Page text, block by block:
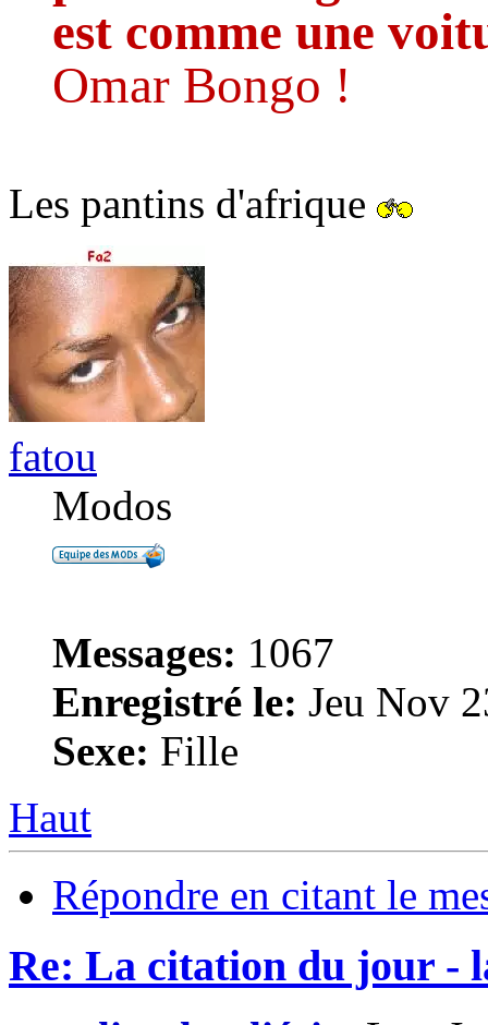
est comme une
Omar Bongo !
Les pantins d'afrique
fatou
Modos
Messages: 1067
Enregistré le: Jeu Nov
Sexe: Fille
Haut
Répondre en citant le
Re: La citation du jour -